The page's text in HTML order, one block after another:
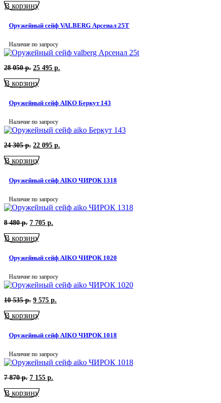
составляла
780
р..
р..
В корзину
Оружейный сейф VALBERG Арсенал 25T
Наличие по запросу
28 050р. Первоначальная
составляла
050
р..
25 495 р.
р..
В корзину
Оружейный сейф AIKO Беркут 143
Наличие по запросу
24 305р. Первоначальная
составляла
305
р..
22 095 р.
р..
В корзину
Оружейный сейф AIKO ЧИРОК 1318
Наличие по запросу
8 480р. Первоначальная
составляла
480
р..
7 705 р.
р..
В корзину
Оружейный сейф AIKO ЧИРОК 1020
Наличие по запросу
10 535р. Первоначальная
составляла
535
р..
9 575 р.
р..
В корзину
Оружейный сейф AIKO ЧИРОК 1018
Наличие по запросу
7 870р. Первоначальная
составляла
7 155 р.
В корзину